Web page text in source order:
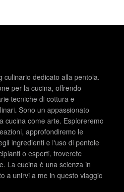
culinario dedicato alla pentola.
per la cucina, offrendo
tecniche di cottura e
Sono un appassionato
cucina come arte. Esploreremo
approfondiremo le
ingredienti e l'uso di pentole
o esperti, troverete
La cucina è una scienza in
a unirvi a me in questo viaggio